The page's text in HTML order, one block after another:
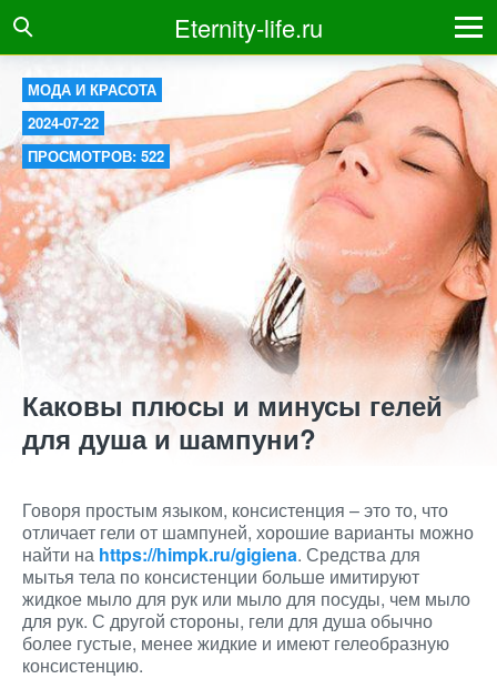
Eternity-life.ru
МОДА И КРАСОТА
2024-07-22
ПРОСМОТРОВ: 522
Каковы плюсы и минусы гелей
для душа и шампуни?
Говоря простым языком, консистенция – это то, что
отличает гели от шампуней, хорошие варианты можно
найти на https://himpk.ru/gigiena. Средства для
мытья тела по консистенции больше имитируют
жидкое мыло для рук или мыло для посуды, чем мыло
для рук. С другой стороны, гели для душа обычно
более густые, менее жидкие и имеют гелеобразную
консистенцию.